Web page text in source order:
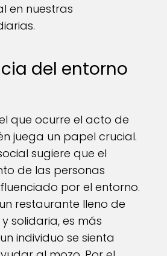
en nuestras
del entorno
que ocurre el acto de
juega un papel crucial.
sugiere que el
de las personas
por el entorno.
restaurante lleno de
solidaria, es más
individuo se sienta